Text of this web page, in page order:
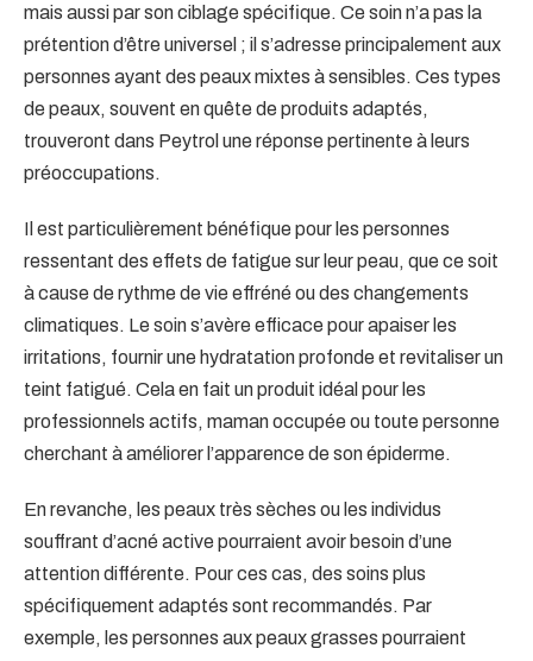
mais aussi par son ciblage spécifique. Ce soin n’a pas la
prétention d’être universel ; il s’adresse principalement aux
personnes ayant des peaux mixtes à sensibles. Ces types
de peaux, souvent en quête de produits adaptés,
trouveront dans Peytrol une réponse pertinente à leurs
préoccupations.
Il est particulièrement bénéfique pour les personnes
ressentant des effets de fatigue sur leur peau, que ce soit
à cause de rythme de vie effréné ou des changements
climatiques. Le soin s’avère efficace pour apaiser les
irritations, fournir une hydratation profonde et revitaliser un
teint fatigué. Cela en fait un produit idéal pour les
professionnels actifs, maman occupée ou toute personne
cherchant à améliorer l’apparence de son épiderme.
En revanche, les peaux très sèches ou les individus
souffrant d’acné active pourraient avoir besoin d’une
attention différente. Pour ces cas, des soins plus
spécifiquement adaptés sont recommandés. Par
exemple, les personnes aux peaux grasses pourraient